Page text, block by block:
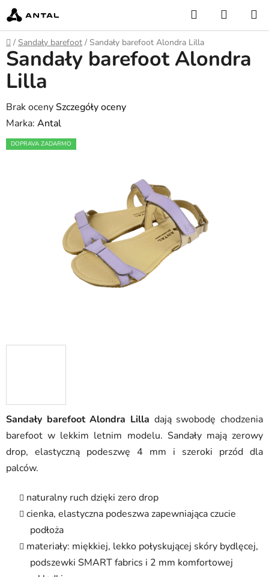
Przejść
do
treści
Szukaj
Home
/ Sandały barefoot / Sandały barefoot Alondra Lilla
Sandały barefoot Alondra Lilla dają swobodę chodzenia
barefoot w lekkim letnim modelu. Sandały mają zerowy
drop, elastyczną podeszwę 4 mm i szeroki przód dla
palców.
naturalny ruch dzięki zero drop
cienka, elastyczna podeszwa zapewniająca czucie
podłoża
materiały: miękkiej, lekko połyskującej skóry bydlęcej,
podszewki SMART fabrics i 2 mm komfortowej
Sandały barefoot Alondra
Lilla
Średnia
ocena
produktu
Brak ocenySzczegóły oceny
Marka: Antal
DOPRAVA ZADARMO